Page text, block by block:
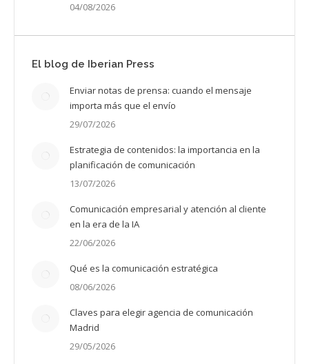
04/08/2026
El blog de Iberian Press
Enviar notas de prensa: cuando el mensaje
importa más que el envío
29/07/2026
Estrategia de contenidos: la importancia en la
planificación de comunicación
13/07/2026
Comunicación empresarial y atención al cliente
en la era de la IA
22/06/2026
Qué es la comunicación estratégica
08/06/2026
Claves para elegir agencia de comunicación
Madrid
29/05/2026